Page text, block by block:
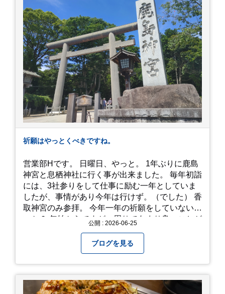
バーグはレアな焼き加減でとってもジューシーで
最高に美味しかったです！！目の前で店員さんが
カットしてくれるのもとっても良かったです。 こ
れは何個でも行けてしまう勢い、、！！！ 皆様も
静岡へ行く予定がありましたら是非とも召し上が
って見てください！予約は行っていないようなの
で、時と場合とタイミングと要相談で
す、、！！！
祈願はやっとくべきですね。
営業部Hです。 日曜日、やっと。 1年ぶりに鹿島
神宮と息栖神社に行く事が出来ました。 毎年初詣
には、3社参りをして仕事に励む一年としていま
したが、事情があり今年は行けず。（でした） 香
取神宮のみ参拝。 今年一年の祈願をしていないせ
いか？ 年始からですが、周りであまり良いことが
から、あっという間に半年が過ぎやっとこさ。 3
日後のこと。不思議ですね。 気にかかる事1つ
目。友人の長期入院から退院の知らせあり！ 気に
かかる事2つ目。疎遠だった知人の訪問あり！ 気
にかかるetcが徐々に....。 気の持ちようと、タイ
公開 : 2026-06-25
ブログを見る